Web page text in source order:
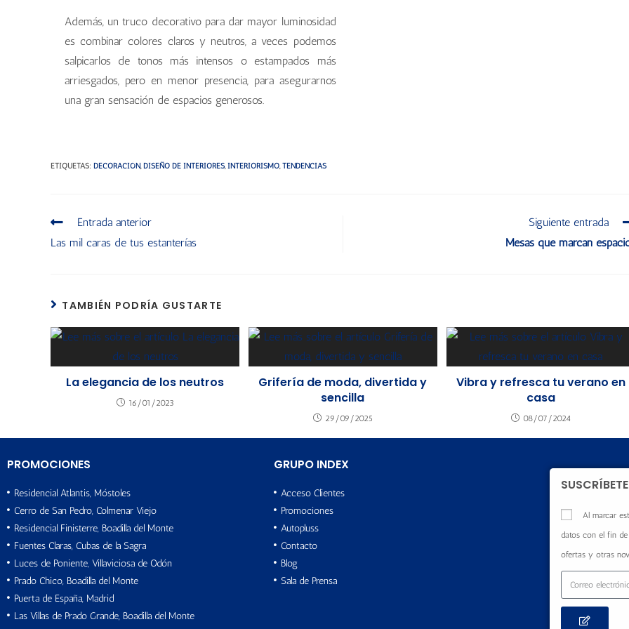
Además, un truco decorativo para dar mayor luminosidad
es combinar colores claros y neutros, a veces podemos
salpicarlos de tonos más intensos o estampados más
arriesgados, pero en menor presencia, para asegurarnos
una gran sensación de espacios generosos.
ETIQUETAS: DECORACIÓN, DISEÑO DE INTERIORES, INTERIORISMO, TENDENCIAS
Entrada anterior
Las mil caras de tus estanterías
Siguiente entrada
Mesas que marcan
TAMBIÉN PODRÍA GUSTARTE
La elegancia de los neutros
16/01/2023
Grifería de moda, divertida y
sencilla
29/09/2025
Vibra y refresca tu verano en
casa
08/07/2024
PROMOCIONES
Residencial Atlantis, Móstoles
Cerro de San Pedro, Colmenar Viejo
Residencial Finisterre, Boadilla del Monte
Fuentes Claras, Cubas de la Sagra
Luces de Poniente, Villaviciosa de Odón
Prado Chico, Boadilla del Monte
Puerta de España, Madrid
Las Villas de Prado Grande, Boadilla del Monte
GRUPO INDEX
Acceso Clientes
Promociones
Autopluss
Contacto
Blog
Sala de Prensa
Al marcar
datos con el fin
ofertas y otras